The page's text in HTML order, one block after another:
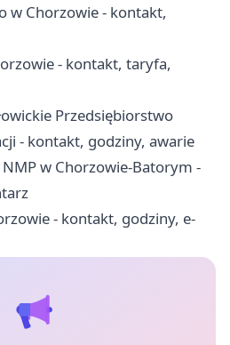
w Chorzowie - kontakt,
- kontakt, taryfa,
Przedsiębiorstwo
- kontakt, godziny, awarie
w Chorzowie-Batorym -
- kontakt, godziny, e-